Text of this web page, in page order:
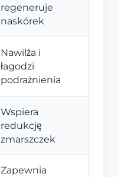
regeneruje
naskórek
Nawilża i
łagodzi
podrażnienia
Wspiera
redukcję
zmarszczek
Zapewnia